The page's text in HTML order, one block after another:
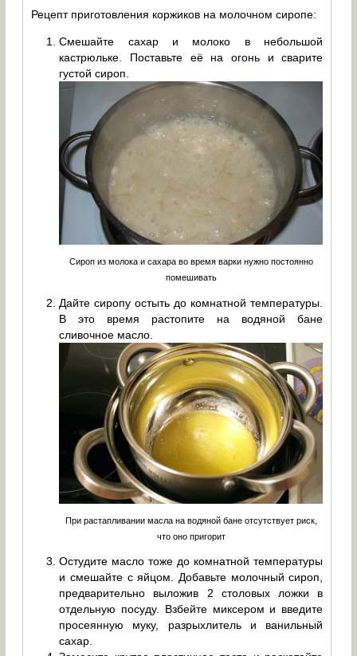
Рецепт приготовления коржиков на молочном сиропе:
Смешайте сахар и молоко в небольшой
кастрюльке. Поставьте её на огонь и сварите
густой сироп.
Сироп из молока и сахара во время варки нужно постоянно
помешивать
Дайте сиропу остыть до комнатной температуры.
В это время растопите на водяной бане
сливочное масло.
При растапливании масла на водяной бане отсутствует риск,
что оно пригорит
Остудите масло тоже до комнатной температуры
и смешайте с яйцом. Добавьте молочный сироп,
предварительно выложив 2 столовых ложки в
отдельную посуду. Взбейте миксером и введите
просеянную муку, разрыхлитель и ванильный
сахар.